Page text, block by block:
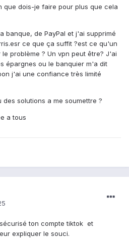
que dois-je faire pour plus que cela
banque, de PayPal et j'ai supprimé
ce que ça suffit ?est ce qu'un
problème ? Un vpn peut être? J'ai
épargnes ou le banquier m'a dit
j'ai une confiance très limité
solutions a me soumettre ?
a tous
ton compte tiktok et
expliquer le souci.